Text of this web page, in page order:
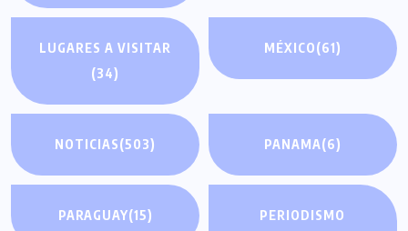
LUGARES A VISITAR
(34)
MÉXICO(61)
NOTICIAS(503) PANAMA(6)
PARAGUAY(15)
PERIODISMO